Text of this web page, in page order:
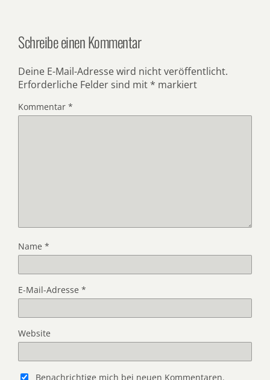
Schreibe einen Kommentar
Deine E-Mail-Adresse wird nicht veröffentlicht.
Erforderliche Felder sind mit * markiert
Kommentar *
Name *
E-Mail-Adresse *
Website
Benachrichtige mich bei neuen Kommentaren.